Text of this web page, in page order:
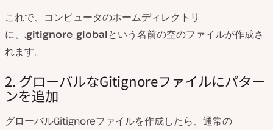
これで、コンピュータのホームディレクトリ
に、 .gitignore_globalという名前の空のファイルが作成さ
れます。
2. グローバルなGitignoreファイルにパター
ンを追加
グローバルGitignoreファイルを作成したら、通常の